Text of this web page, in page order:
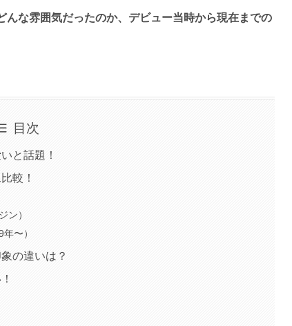
な雰囲気だったのか、デビュー当時から現在までの
目次
と話題！
較！
ン）
〜）
の違いは？